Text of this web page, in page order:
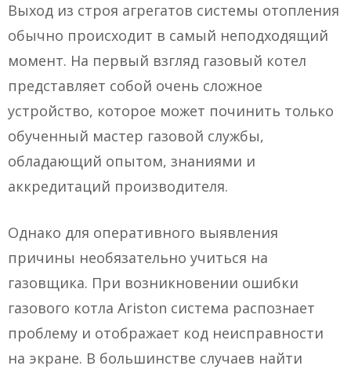
Выход из строя агрегатов системы отопления
обычно происходит в самый неподходящий
момент. На первый взгляд газовый котел
представляет собой очень сложное
устройство, которое может починить только
обученный мастер газовой службы,
обладающий опытом, знаниями и
аккредитаций производителя.
Однако для оперативного выявления
причины необязательно учиться на
газовщика. При возникновении ошибки
газового котла Ariston система распознает
проблему и отображает код неисправности
на экране. В большинстве случаев найти